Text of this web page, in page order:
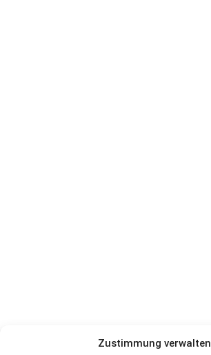
Zustimmung verwalten